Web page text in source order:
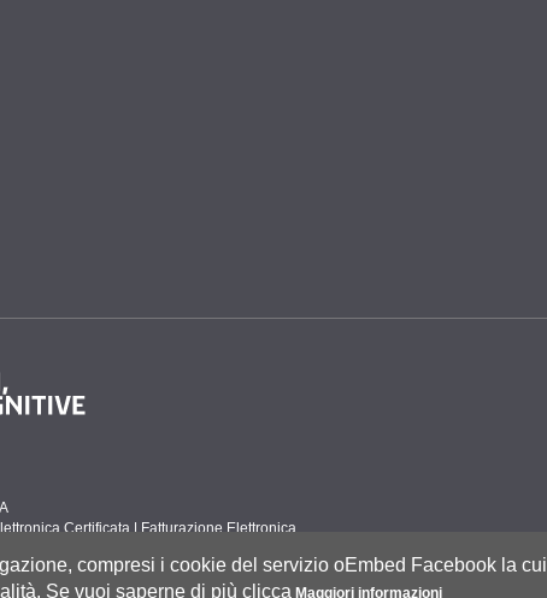
Certificata | Fatturazione Elettronica
compresi i cookie del servizio oEmbed Facebook la cui
Se vuoi saperne di più clicca Maggiori informazioni